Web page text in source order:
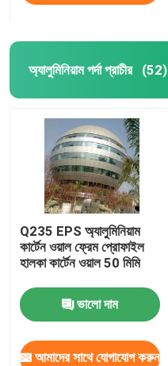
অ্যালুমিনিয়াম পর্দা প্রাচীর (52)
Q235 EPS অ্যালুমিনিয়াম
কার্টেন ওয়াল ফ্রেম প্রোফাইল
হালকা কার্টেন ওয়াল 50 মিমি
ভালো দাম
আমাদের সাথে যোগাযোগ করুন